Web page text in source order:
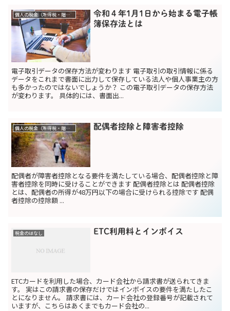
個人の税金（所得税・贈与税）
令和４年1月1日から始まる電子帳
簿保存法とは
電子取引データの保存方法が変わります 電子取引の取引情報に係る
データをこれまで書面に出力して保存している法人や個人事業主の方
も多かったのではないでしょうか？ この電子取引データの保存方法
が変わります。 具体的には、書面出...
個人の税金（所得税・贈与税） 配偶者控除と障害者控除
配偶者が障害者控除となる要件を満たしている場合、配偶者控除と障
害者控除を同時に受けることができます 配偶者控除とは 配偶者控除
とは、配偶者の所得が48万円以下の場合に受けられる控除です 配偶
者控除の控除額 ...
税金のはなし ETC利用料とインボイス
ETCカードを利用した場合、カード会社から請求書が送られてきま
す。 実はこの請求書の保存だけではインボイスの要件を満たしたこ
とになりません。 請求書には、カード会社の登録番号が記載されて
いますが、こちらはあくまでもカード会社の...